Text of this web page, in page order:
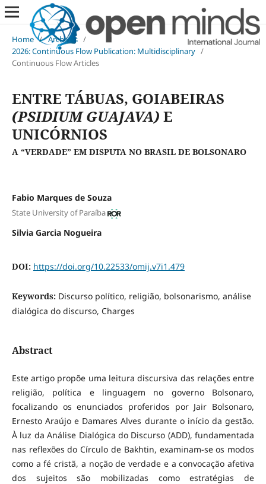
Home / Archives /
2026: Continuous Flow Publication: Multidisciplinary /
Continuous Flow Articles
ENTRE TÁBUAS, GOIABEIRAS
(PSIDIUM GUAJAVA) E
UNICÓRNIOS
A “VERDADE” EM DISPUTA NO BRASIL DE BOLSONARO
Fabio Marques de Souza
State University of Paraíba
Silvia Garcia Nogueira
DOI: https://doi.org/10.22533/omij.v7i1.479
Keywords: Discurso político, religião, bolsonarismo, análise
dialógica do discurso, Charges
Abstract
Este artigo propõe uma leitura discursiva das relações entre
religião, política e linguagem no governo Bolsonaro,
focalizando os enunciados proferidos por Jair Bolsonaro,
Ernesto Araújo e Damares Alves durante o início da gestão.
À luz da Análise Dialógica do Discurso (ADD), fundamentada
nas reflexões do Círculo de Bakhtin, examinam-se os modos
como a fé cristã, a noção de verdade e a convocação afetiva
dos sujeitos são mobilizadas como estratégias de